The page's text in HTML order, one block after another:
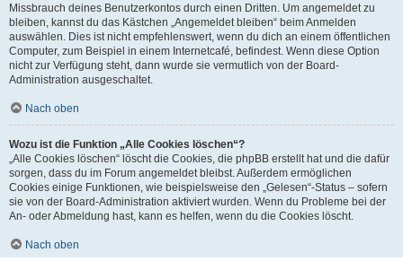
Missbrauch deines Benutzerkontos durch einen Dritten. Um angemeldet zu
bleiben, kannst du das Kästchen „Angemeldet bleiben“ beim Anmelden
auswählen. Dies ist nicht empfehlenswert, wenn du dich an einem öffentlichen
Computer, zum Beispiel in einem Internetcafé, befindest. Wenn diese Option
nicht zur Verfügung steht, dann wurde sie vermutlich von der Board-
Administration ausgeschaltet.
Nach oben
Wozu ist die Funktion „Alle Cookies löschen“?
„Alle Cookies löschen“ löscht die Cookies, die phpBB erstellt hat und die dafür
sorgen, dass du im Forum angemeldet bleibst. Außerdem ermöglichen
Cookies einige Funktionen, wie beispielsweise den „Gelesen“-Status – sofern
sie von der Board-Administration aktiviert wurden. Wenn du Probleme bei der
An- oder Abmeldung hast, kann es helfen, wenn du die Cookies löscht.
Nach oben